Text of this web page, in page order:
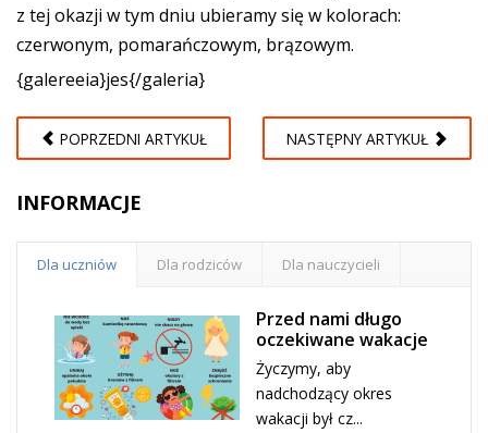
z tej okazji w tym dniu ubieramy się w kolorach:
czerwonym, pomarańczowym, brązowym.
{galereeia}jes{/galeria}
POPRZEDNI ARTYKUŁ NASTĘPNY ARTYKUŁ
INFORMACJE
Dla uczniów Dla rodziców Dla nauczycieli
Przed nami długo
oczekiwane wakacje
Życzymy, aby
nadchodzący okres
wakacji był cz...